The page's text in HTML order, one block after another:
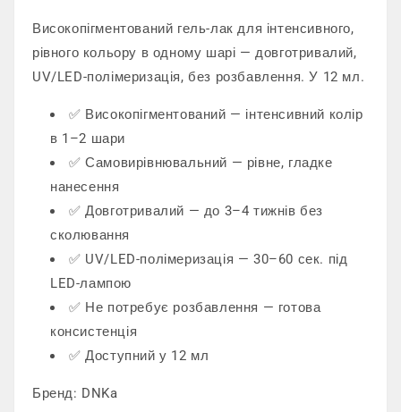
Високопігментований гель-лак для інтенсивного,
рівного кольору в одному шарі — довготривалий,
UV/LED-полімеризація, без розбавлення. У 12 мл.
✅ Високопігментований — інтенсивний колір
в 1–2 шари
✅ Самовирівнювальний — рівне, гладке
нанесення
✅ Довготривалий — до 3–4 тижнів без
сколювання
✅ UV/LED-полімеризація — 30–60 сек. під
LED-лампою
✅ Не потребує розбавлення — готова
консистенція
✅ Доступний у 12 мл
Бренд: DNKa